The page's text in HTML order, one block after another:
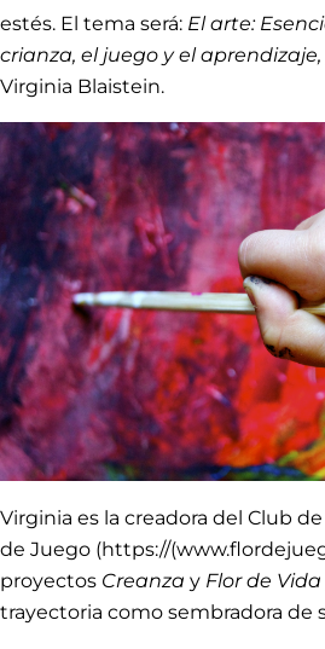
estés. El tema será: El arte:
crianza, el juego y el aprendizaje,
Virginia Blaistein.
Virginia es la creadora del Club
de Juego (https://
proyectos Creanza y Flor de Vida
trayectoria como sembradora de